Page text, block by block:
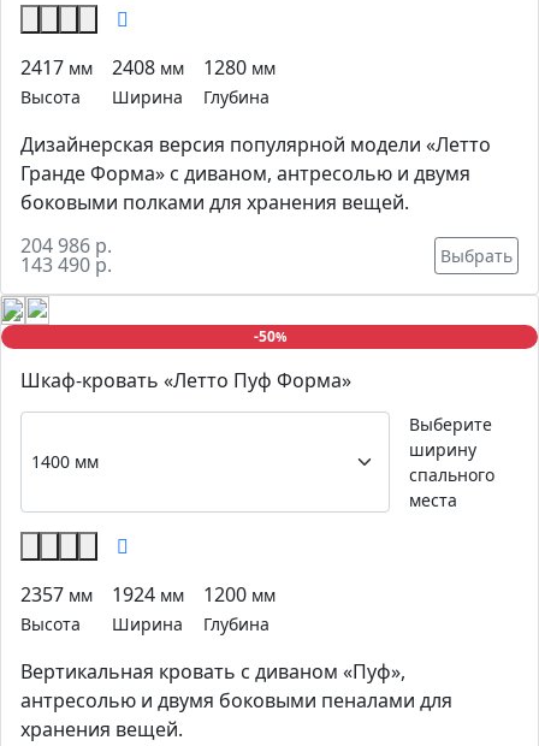
2417 мм
Высота
2408 мм
Ширина
1280 мм
Глубина
Дизайнерская версия популярной модели «Летто
Гранде Форма» с диваном, антресолью и двумя
боковыми полками для хранения вещей.
204 986 р.
143 490 р. Выбрать
-50%
Шкаф-кровать «Летто Пуф Форма»
Выберите
ширину
спального
места
2357 мм
Высота
1924 мм
Ширина
1200 мм
Глубина
Вертикальная кровать с диваном «Пуф»,
антресолью и двумя боковыми пеналами для
хранения вещей.